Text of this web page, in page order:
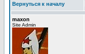
Вернуться к началу
maxon
Site Admin